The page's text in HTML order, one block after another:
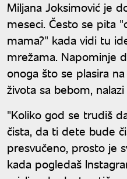
Miljana Joksimović je
meseci. Često se pita
mama?" kada vidi tu
mrežama. Napominje
onoga što se plasira
života sa bebom, nalazi
"Koliko god se trudiš
čista, da ti dete bude
presvučeno, prosto je
kada pogledaš